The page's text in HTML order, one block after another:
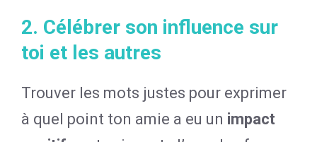
2. Célébrer son influence sur
toi et les autres
Trouver les mots justes pour exprimer
à quel point ton amie a eu un impact